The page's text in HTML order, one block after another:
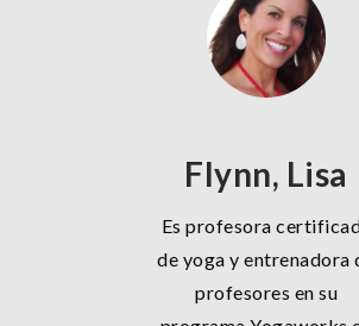
Flynn, Lisa
Es profesora
de yoga y entrenadora
profesores en su